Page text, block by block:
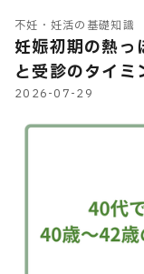
不妊・妊活の基礎知識
妊娠初期の熱っ
と受診のタイミ
2026-07-29